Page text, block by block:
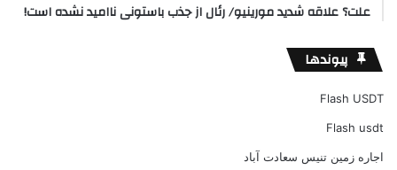
علت؟ علاقه شدید مورینیو/ رئال از جذب باستونی ناامید نشده است!
پیوندها
Flash USDT
Flash usdt
اجاره زمین تنیس سعادت آباد